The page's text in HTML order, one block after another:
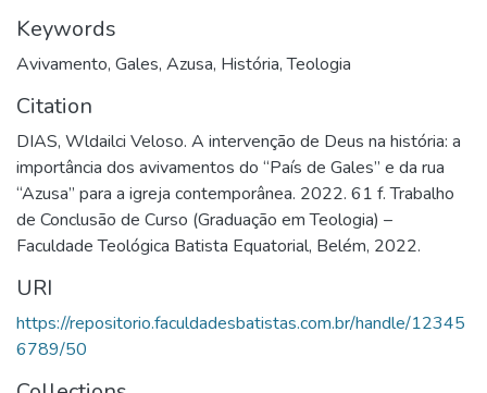
Keywords
Avivamento, Gales, Azusa, História,Teologia
Citation
DIAS, Wldailci Veloso. A intervenção de Deus na história: a
importância dos avivamentos do “País de Gales” e da rua
“Azusa” para a igreja contemporânea. 2022. 61 f. Trabalho
de Conclusão de Curso (Graduação em Teologia) –
Faculdade Teológica Batista Equatorial, Belém, 2022.
URI
https://repositorio.faculdadesbatistas.com.br/handle/12345
6789/50